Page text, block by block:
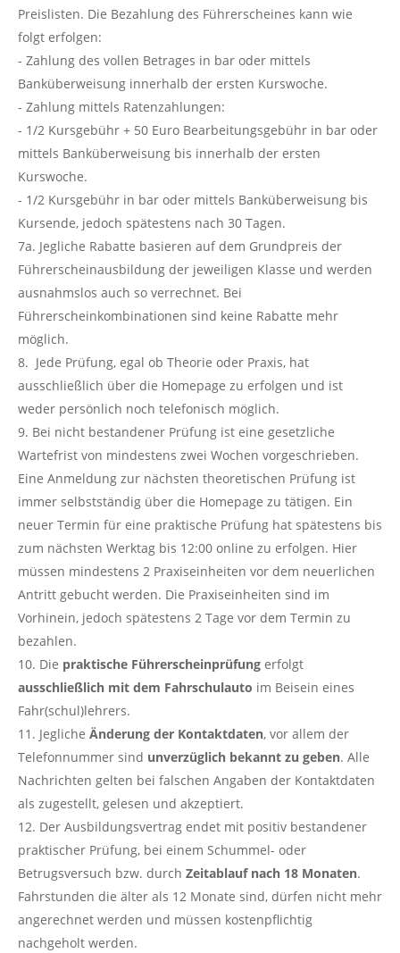
Preislisten. Die Bezahlung des Führerscheines kann wie
folgt erfolgen:
- Zahlung des vollen Betrages in bar oder mittels
Banküberweisung innerhalb der ersten Kurswoche.
- Zahlung mittels Ratenzahlungen:
- 1/2 Kursgebühr + 50 Euro Bearbeitungsgebühr in bar oder
mittels Banküberweisung bis innerhalb der ersten
Kurswoche.
- 1/2 Kursgebühr in bar oder mittels Banküberweisung bis
Kursende, jedoch spätestens nach 30 Tagen.
7a. Jegliche Rabatte basieren auf dem Grundpreis der
Führerscheinausbildung der jeweiligen Klasse und werden
ausnahmslos auch so verrechnet. Bei
Führerscheinkombinationen sind keine Rabatte mehr
möglich.
Jede Prüfung, egal ob Theorie oder Praxis, hat
ausschließlich über die Homepage zu erfolgen und ist
weder persönlich noch telefonisch möglich.
Bei nicht bestandener Prüfung ist eine gesetzliche
Wartefrist von mindestens zwei Wochen vorgeschrieben.
Eine Anmeldung zur nächsten theoretischen Prüfung ist
immer selbstständig über die Homepage zu tätigen. Ein
neuer Termin für eine praktische Prüfung hat spätestens bis
zum nächsten Werktag bis 12:00 online zu erfolgen. Hier
müssen mindestens 2 Praxiseinheiten vor dem neuerlichen
Antritt gebucht werden. Die Praxiseinheiten sind im
Vorhinein, jedoch spätestens 2 Tage vor dem Termin zu
bezahlen.
Die praktische Führerscheinprüfung erfolgt
ausschließlich mit dem Fahrschulauto im Beisein eines
Fahr(schul)lehrers.
Jegliche Änderung der Kontaktdaten, vor allem der
Telefonnummer sind unverzüglich bekannt zu geben. Alle
Nachrichten gelten bei falschen Angaben der Kontaktdaten
als zugestellt, gelesen und akzeptiert.
Der Ausbildungsvertrag endet mit positiv bestandener
praktischer Prüfung, bei einem Schummel- oder
Betrugsversuch bzw. durch Zeitablauf nach 18 Monaten.
Fahrstunden die älter als 12 Monate sind, dürfen nicht mehr
angerechnet werden und müssen kostenpflichtig
nachgeholt werden.